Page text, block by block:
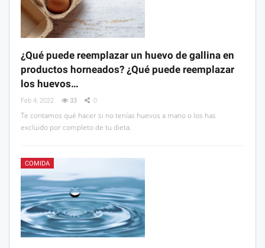
¿Qué puede reemplazar un huevo de gallina en
productos horneados? ¿Qué puede reemplazar
los huevos…
Feb 4, 2022 33 0
Te contamos qué hacer si no tenías huevos a mano o los has
excluido por completo de tu dieta.
COMIDA